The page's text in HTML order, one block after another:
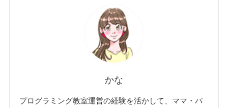
かな
プログラミング教室運営の経験を活かして、ママ・パ